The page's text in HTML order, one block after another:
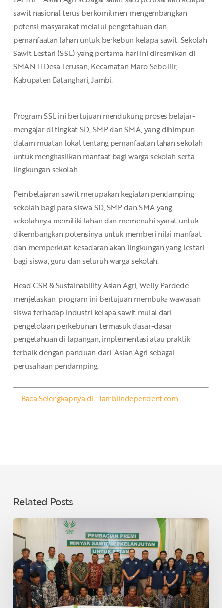
sawit nasional terus berkomitmen mengembangkan
potensi masyarakat melalui pengetahuan dan
pemanfaatan lahan untuk berkebun kelapa sawit. Sekolah
Sawit Lestari (SSL) yang pertama hari ini diresmikan di
SMAN 11 Desa Terusan, Kecamatan Maro Sebo Ilir,
Kabupaten Batanghari, Jambi.
Program SSL ini bertujuan mendukung proses belajar-
mengajar di tingkat SD, SMP dan SMA, yang dihimpun
dalam muatan lokal tentang pemanfaatan lahan sekolah
untuk menghasilkan manfaat bagi warga sekolah serta
lingkungan sekolah.
Pembelajaran sawit merupakan kegiatan pendamping
sekolah bagi para siswa SD, SMP dan SMA yang
sekolahnya memiliki lahan dan memenuhi syarat untuk
dikembangkan potensinya untuk memberi nilai manfaat
dan memperkuat kesadaran akan lingkungan yang lestari
bagi siswa, guru dan seluruh warga sekolah.
Head CSR & Sustainability Asian Agri, Welly Pardede
menjelaskan, program ini bertujuan membuka wawasan
siswa terhadap industri kelapa sawit mulai dari
pengelolaan perkebunan termasuk dasar-dasar
pengetahuan di lapangan, implementasi atau praktik
terbaik dengan panduan dari Asian Agri sebagai
perusahaan pendamping.
Baca Selengkapnya di : Jambiindependent.com
Related Posts
Asian
Agri
Bagikan
Premi
Minyak
Sawit
Lestari